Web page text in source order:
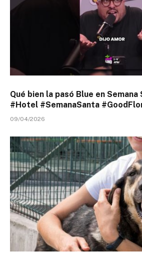
Qué bien la pasó Blue en
#Hotel #SemanaSanta
09/04/2026